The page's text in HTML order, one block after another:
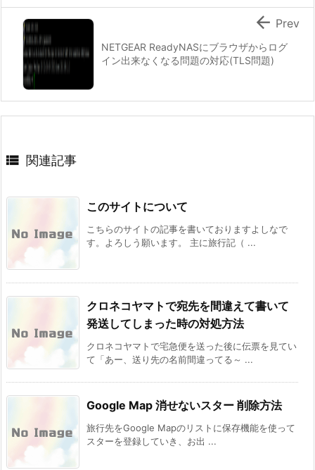
NETGEAR ReadyNASにブラウザからログ
イン出来なくなる問題の対応(TLS問題)
 Prev
 関連記事
このサイトについて
こちらのサイトの記事を書いておりますよしなで
す。よろしう願います。 主に旅行記（ ...
クロネコヤマトで宛先を間違えて書いて
発送してしまった時の対処方法
クロネコヤマトで宅急便を送った後に伝票を見てい
て「あー、送り先の名前間違ってる～ ...
Google Map 消せないスター 削除方法
旅行先をGoogle Mapのリストに保存機能を使って
スターを登録していき、お出 ...